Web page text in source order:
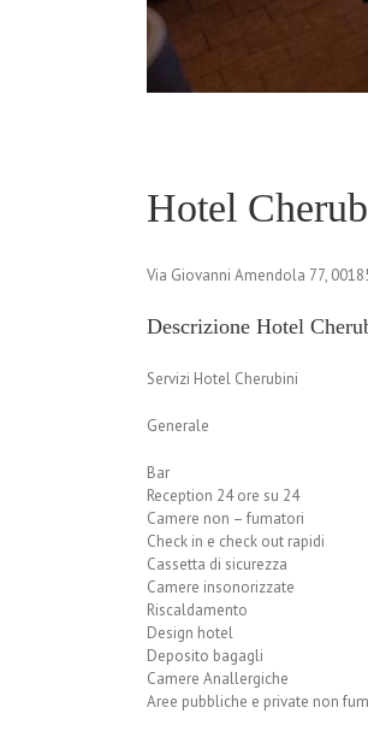
Hotel
Via Giovanni Amendola 77,
Descrizione Hotel
Servizi Hotel Cherubini
Generale
Bar
Reception 24 ore su 24
Camere non – fumatori
Check in e check out rapidi
Cassetta di sicurezza
Camere insonorizzate
Riscaldamento
Design hotel
Deposito bagagli
Camere Anallergiche
Aree pubbliche e private non